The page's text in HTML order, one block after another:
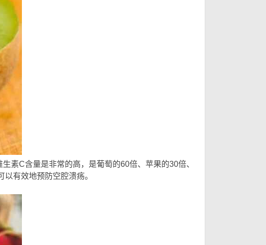
C含量是非常的高，是葡萄的60倍、苹果的30倍、
有效地预防空腔溃疡。